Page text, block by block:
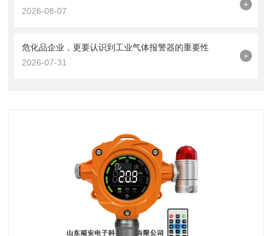
2026-08-07
+
危化品企业，更要认识到工业气体报警器的重要性
2026-07-31
+